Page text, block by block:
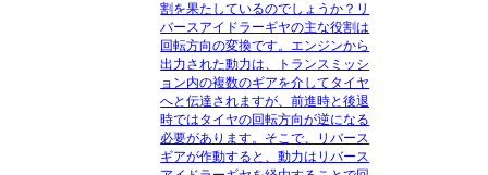
割を果たしているのでしょうか？リ
バースアイドラーギヤの主な役割は
回転方向の変換です。エンジンから
出力された動力は、トランスミッシ
ョン内の複数のギアを介してタイヤ
へと伝達されますが、前進時と後退
時ではタイヤの回転方向が逆になる
必要があります。そこで、リバース
ギアが作動すると、動力はリバース